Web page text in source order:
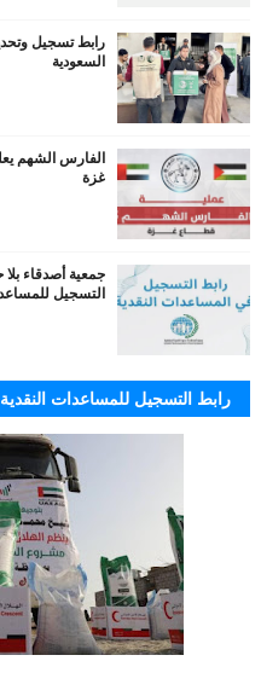
رابط تسجيل
السعودية
الفارس الشهم
غزة
جمعية أصدقاء بلا
التسجيل
رابط التسجيل للمساعدات النقدية